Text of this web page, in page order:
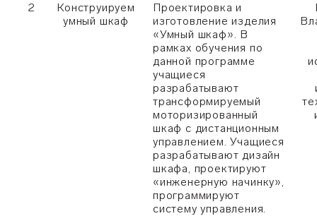
2
Конструируем
умный шкаф
Проектировка и
изготовление изделия
«Умный шкаф». В
рамках обучения по
данной программе
учащиеся
разрабатывают
трансформируемый
моторизированный
шкаф с дистанционным
управлением. Учащиеся
разрабатывают дизайн
шкафа, проектируют
«инженерную начинку»,
программируют
систему управления.